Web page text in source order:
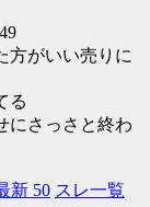
方がいい売りに
る
にさっさと終わ
新 50 スレ一覧